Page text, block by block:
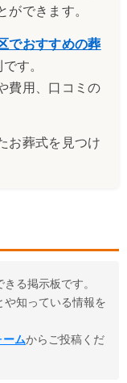
できます。
でおすすめの葬
す。
費用、口コミの
お葬式を見つけ
る掲示板です。
知っている情報を
ームからご投稿くだ